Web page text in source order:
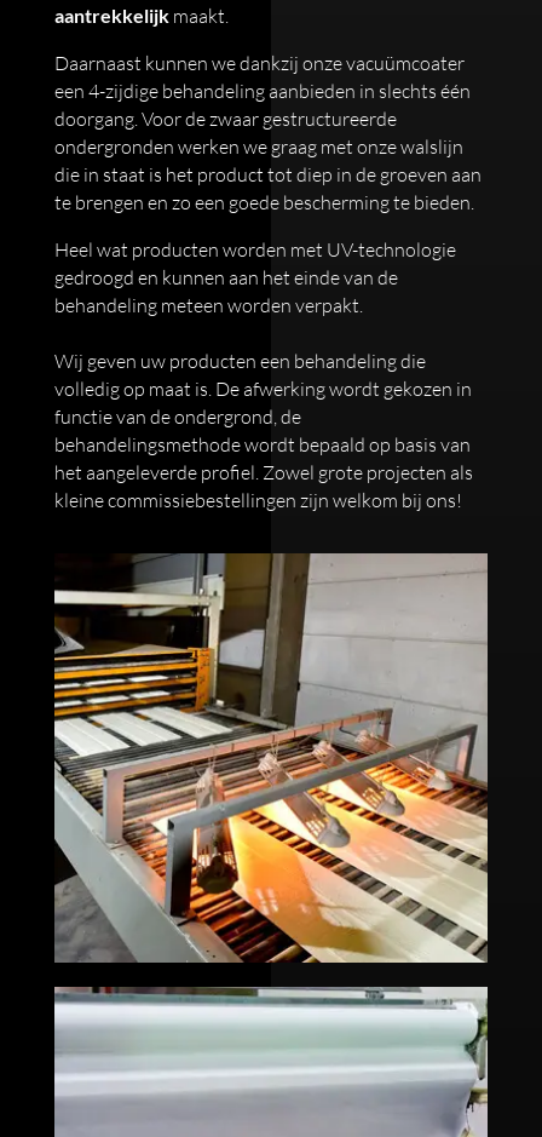
aantrekkelijkmaakt.
Daarnaast kunnen we dankzij onze vacuümcoater
een 4-zijdige behandeling aanbieden in slechts één
doorgang. Voor de zwaar gestructureerde
ondergronden werken we graag met onze walslijn
die in staat is het product tot diep in de groeven aan
te brengen en zo een goede bescherming te bieden.
Heel wat producten worden met UV-technologie
gedroogd en kunnen aan het einde van de
behandeling meteen worden verpakt.
Wij geven uw producten een behandeling die
volledig op maat is. De afwerking wordt gekozen in
functie van de ondergrond, de
behandelingsmethode wordt bepaald op basis van
het aangeleverde profiel. Zowel grote projecten als
kleine commissiebestellingen zijn welkom bij ons!